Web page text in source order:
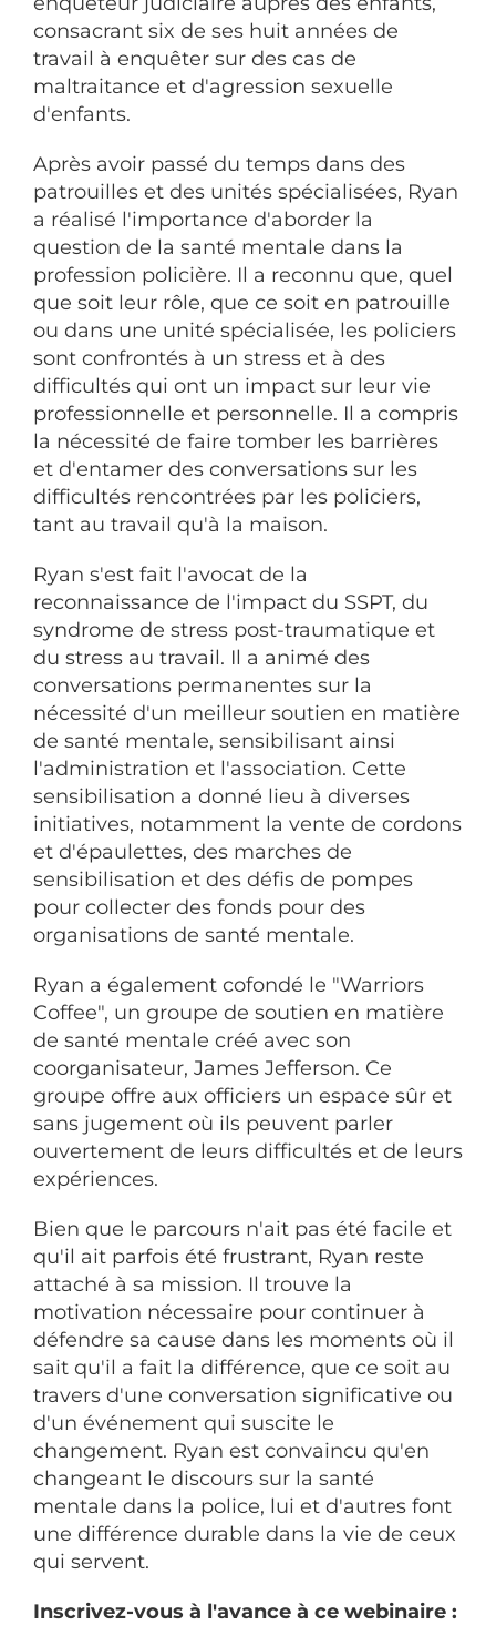
consacrant six de ses huit années de
travail à enquêter sur des cas de
maltraitance et d'agression sexuelle
d'enfants.
Après avoir passé du temps dans des
patrouilles et des unités spécialisées, Ryan
a réalisé l'importance d'aborder la
question de la santé mentale dans la
profession policière. Il a reconnu que, quel
que soit leur rôle, que ce soit en patrouille
ou dans une unité spécialisée, les policiers
sont confrontés à un stress et à des
difficultés qui ont un impact sur leur vie
professionnelle et personnelle. Il a compris
la nécessité de faire tomber les barrières
et d'entamer des conversations sur les
difficultés rencontrées par les policiers,
tant au travail qu'à la maison.
Ryan s'est fait l'avocat de la
reconnaissance de l'impact du SSPT, du
syndrome de stress post-traumatique et
du stress au travail. Il a animé des
conversations permanentes sur la
nécessité d'un meilleur soutien en matière
de santé mentale, sensibilisant ainsi
l'administration et l'association. Cette
sensibilisation a donné lieu à diverses
initiatives, notamment la vente de cordons
et d'épaulettes, des marches de
sensibilisation et des défis de pompes
pour collecter des fonds pour des
organisations de santé mentale.
Ryan a également cofondé le "Warriors
Coffee", un groupe de soutien en matière
de santé mentale créé avec son
coorganisateur, James Jefferson. Ce
groupe offre aux officiers un espace sûr et
sans jugement où ils peuvent parler
ouvertement de leurs difficultés et de leurs
expériences.
Bien que le parcours n'ait pas été facile et
qu'il ait parfois été frustrant, Ryan reste
attaché à sa mission. Il trouve la
motivation nécessaire pour continuer à
défendre sa cause dans les moments où il
sait qu'il a fait la différence, que ce soit au
travers d'une conversation significative ou
d'un événement qui suscite le
changement. Ryan est convaincu qu'en
changeant le discours sur la santé
mentale dans la police, lui et d'autres font
une différence durable dans la vie de ceux
qui servent.
Inscrivez-vous à l'avance à ce webinaire :